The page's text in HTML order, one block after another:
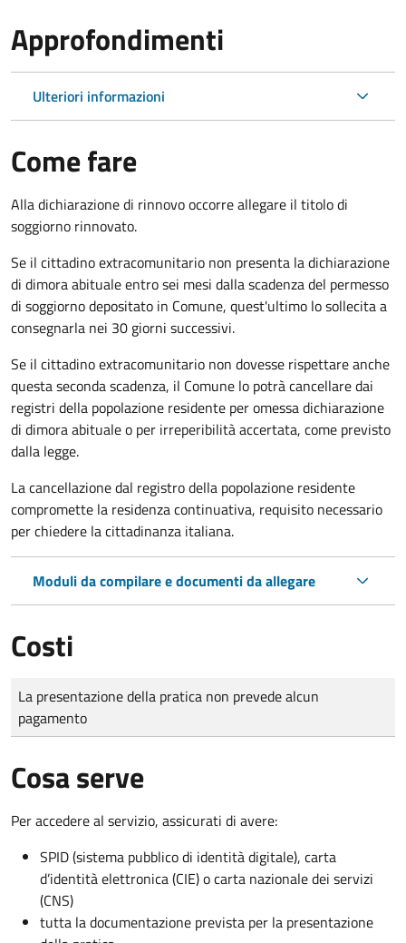
Approfondimenti
Ulteriori informazioni
Come fare
Alla dichiarazione di rinnovo occorre allegare il titolo di
soggiorno rinnovato.
Se il cittadino extracomunitario non presenta la dichiarazione
di dimora abituale entro sei mesi dalla scadenza del permesso
di soggiorno depositato in Comune, quest'ultimo lo sollecita a
consegnarla nei 30 giorni successivi.
Se il cittadino extracomunitario non dovesse rispettare anche
questa seconda scadenza, il Comune lo potrà cancellare dai
registri della popolazione residente per omessa dichiarazione
di dimora abituale o per irreperibilità accertata, come previsto
dalla legge.
La cancellazione dal registro della popolazione residente
compromette la residenza continuativa, requisito necessario
per chiedere la cittadinanza italiana.
Moduli da compilare e documenti da allegare
Costi
Tipo di pagamento
Importo
La presentazione della pratica non prevede alcun
pagamento
Cosa serve
Per accedere al servizio, assicurati di avere:
SPID (sistema pubblico di identità digitale), carta
d’identità elettronica (CIE) o carta nazionale dei servizi
(CNS)
tutta la documentazione prevista per la presentazione